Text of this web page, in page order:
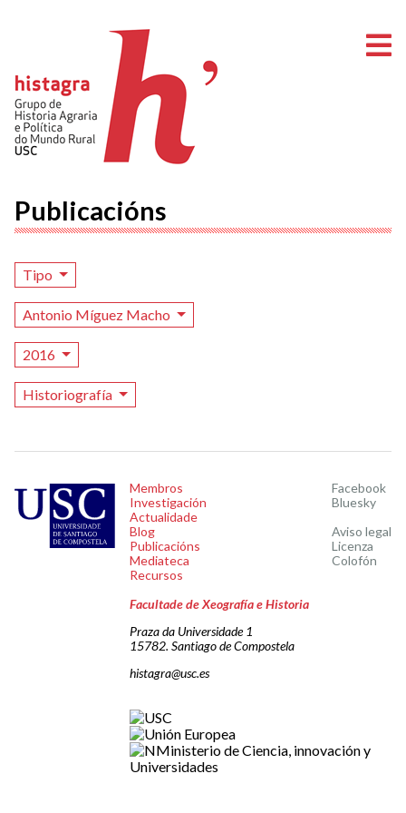
Publicacións
Tipo
Antonio Míguez Macho
2016
Historiografía
Membros
Investigación
Actualidade
Blog
Publicacións
Mediateca
Recursos
Facebook
Bluesky
Aviso legal
Licenza
Colofón
Facultade de Xeografía e Historia
Praza da Universidade 1
15782. Santiago de Compostela
histagra@usc.es